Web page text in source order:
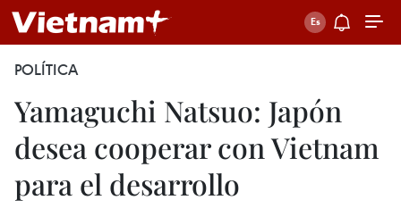
POLÍTICA
Yamaguchi Natsuo: Japón
desea cooperar con Vietnam
para el desarrollo